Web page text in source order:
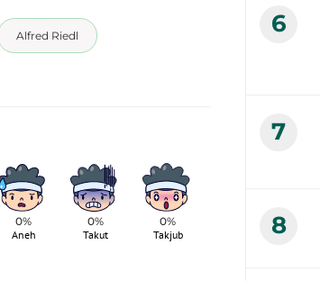
Alfred Riedl
0%
Aneh
0%
Takut
0%
Takjub
6
7
8